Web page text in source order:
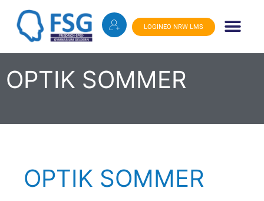
LOGINEO NRW LMS
OPTIK SOMMER
OPTIK SOMMER